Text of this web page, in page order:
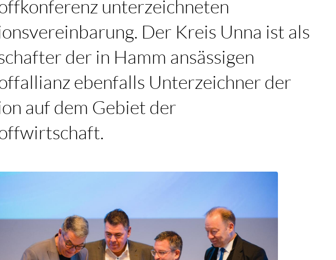
unterzeichneten
Der Kreis Unna ist als
der in Hamm ansässigen
ebenfalls Unterzeichner der
auf dem Gebiet der